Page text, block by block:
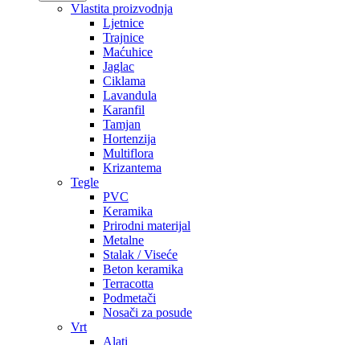
Vlastita proizvodnja
Ljetnice
Trajnice
Maćuhice
Jaglac
Ciklama
Lavandula
Karanfil
Tamjan
Hortenzija
Multiflora
Krizantema
Tegle
PVC
Keramika
Prirodni materijal
Metalne
Stalak / Viseće
Beton keramika
Terracotta
Podmetači
Nosači za posude
Vrt
Alati